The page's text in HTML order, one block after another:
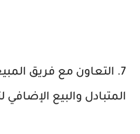
7. التعاون مع فريق
المتبادل والبيع